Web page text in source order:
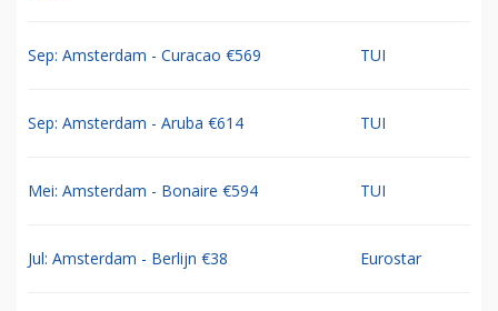
Sep: Amsterdam - Curacao €569 TUI
Sep: Amsterdam - Aruba €614 TUI
Mei: Amsterdam - Bonaire €594 TUI
Jul: Amsterdam - Berlijn €38 Eurostar